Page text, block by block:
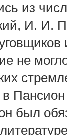
из
И. И.
не
в
был